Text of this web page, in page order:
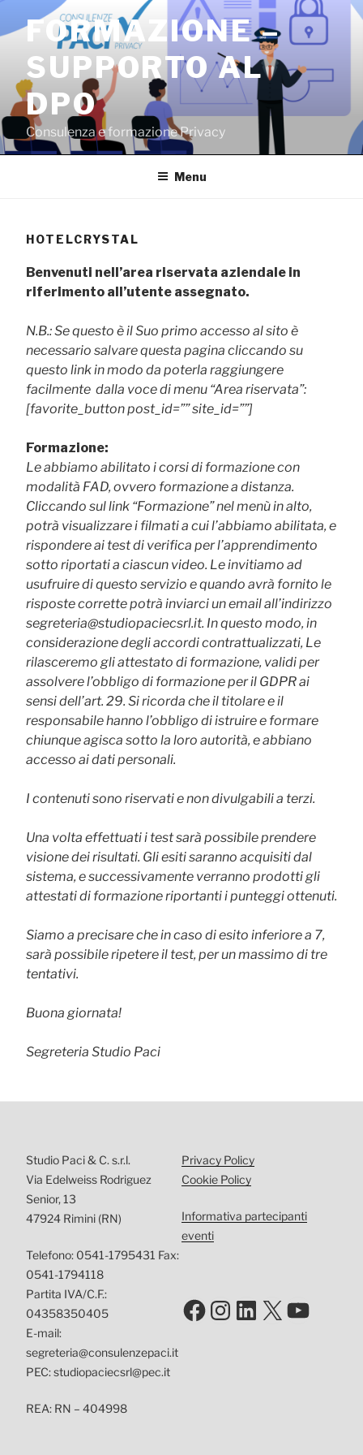
contenuto
FORMAZIONE –
SUPPORTO AL
DPO
Consulenza e formazione Privacy
Menu
HOTELCRYSTAL
Benvenuti nell’area riservata aziendale in
riferimento all’utente assegnato.
N.B.: Se questo è il Suo primo accesso al sito è
necessario salvare questa pagina cliccando su
questo link in modo da poterla raggiungere
facilmente dalla voce di menu “Area riservata”:
[favorite_button post_id=”” site_id=””]
Formazione:
Le abbiamo abilitato i corsi di formazione con
modalità FAD, ovvero formazione a distanza.
Cliccando sul link “Formazione” nel menù in alto,
potrà visualizzare i filmati a cui l’abbiamo abilitata, e
rispondere ai test di verifica per l’apprendimento
sotto riportati a ciascun video. Le invitiamo ad
usufruire di questo servizio e quando avrà fornito le
risposte corrette potrà inviarci un email all’indirizzo
segreteria@studiopaciecsrl.it. In questo modo, in
considerazione degli accordi contrattualizzati, Le
rilasceremo gli attestato di formazione, validi per
assolvere l’obbligo di formazione per il GDPR ai
sensi dell’art. 29. Si ricorda che il titolare e il
responsabile hanno l’obbligo di istruire e formare
chiunque agisca sotto la loro autorità, e abbiano
accesso ai dati personali.
I contenuti sono riservati e non divulgabili a terzi.
Una volta effettuati i test sarà possibile prendere
visione dei risultati. Gli esiti saranno acquisiti dal
sistema, e successivamente verranno prodotti gli
attestati di formazione riportanti i punteggi ottenuti.
Siamo a precisare che in caso di esito inferiore a 7,
sarà possibile ripetere il test, per un massimo di tre
tentativi.
Buona giornata!
Segreteria Studio Paci
Studio Paci & C. s.r.l.
Via Edelweiss Rodriguez
Senior, 13
47924 Rimini (RN)
Telefono: 0541-1795431 Fax:
0541-1794118
Partita IVA/C.F.:
04358350405
E-mail:
segreteria@consulenzepaci.it
PEC: studiopaciecsrl@pec.it
REA: RN – 404998
Privacy Policy
Cookie Policy
Informativa partecipanti
eventi
Facebook
Instagram
LinkedIn
X